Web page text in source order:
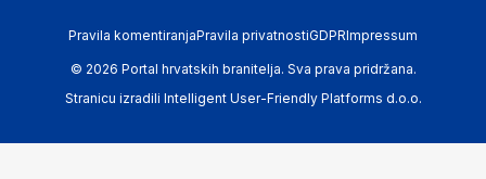
Pravila komentiranjaPravila privatnostiGDPRImpressum
© 2026 Portal hrvatskih branitelja. Sva prava pridržana.
Stranicu izradili Intelligent User-Friendly Platforms d.o.o.